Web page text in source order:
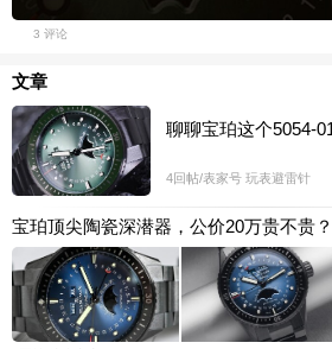
3 评论
文章
聊聊宝珀这个5054-
4回帖/表家号 玩表避雷针
宝珀顶尖陶瓷深潜器，公价20万贵不贵？